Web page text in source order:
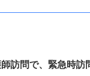
訪問で、緊急時訪